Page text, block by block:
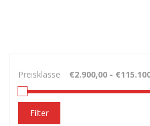
Preisklasse
Filter